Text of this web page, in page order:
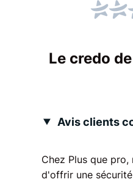
Le credo
Avis clients
Chez Plus que
d'offrir une